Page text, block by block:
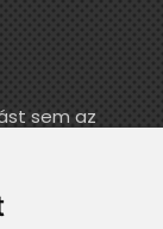
sem az
segíteni